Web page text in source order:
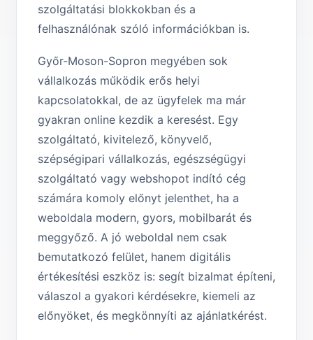
szolgáltatási blokkokban és a
felhasználónak szóló információkban is.
Győr-Moson-Sopron megyében sok
vállalkozás működik erős helyi
kapcsolatokkal, de az ügyfelek ma már
gyakran online kezdik a keresést. Egy
szolgáltató, kivitelező, könyvelő,
szépségipari vállalkozás, egészségügyi
szolgáltató vagy webshopot indító cég
számára komoly előnyt jelenthet, ha a
weboldala modern, gyors, mobilbarát és
meggyőző. A jó weboldal nem csak
bemutatkozó felület, hanem digitális
értékesítési eszköz is: segít bizalmat építeni,
válaszol a gyakori kérdésekre, kiemeli az
előnyöket, és megkönnyíti az ajánlatkérést.